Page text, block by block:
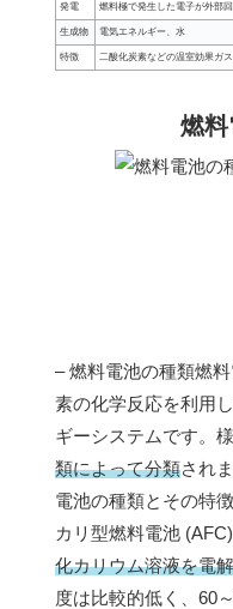
発電 燃料極で発生した電子が外部
生成物 電気エネルギー、水
特徴 二酸化炭素などの温室効果ガ
燃
– 燃料電池の種類燃
素の化学反応を利用
ギーシステムです。
類によって分類され
電池の種類とその特
カリ型燃料電池
化カリウム溶液を電
度は比較的低く、60